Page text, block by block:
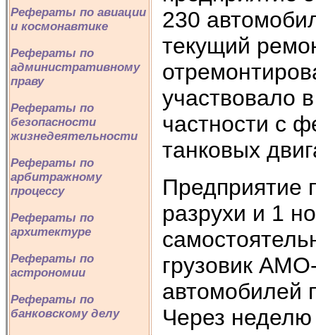
Рефераты по авиации
и космонавтике
Рефераты по
административному
праву
Рефераты по
безопасности
жизнедеятельности
Рефераты по
арбитражному
процессу
Рефераты по
архитектуре
Рефераты по
астрономии
Рефераты по
банковскому делу
230
текущий
участвовало
частности с
танковых
Предприятие
разрухи и 1
грузовик
автомобилей
Через неделю